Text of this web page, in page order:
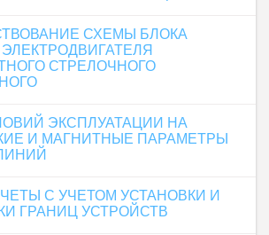
СХЕМЫ БЛОКА
СТРЕЛОЧНОГО
ЭКСПЛУАТАЦИИ НА
И МАГНИТНЫЕ ПАРАМЕТРЫ
С УЧЕТОМ УСТАНОВКИ И
ГРАНИЦ УСТРОЙСТВ